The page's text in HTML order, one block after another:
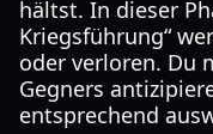
hältst. In dieser
Kriegsführung“
oder verloren. Du
Gegners
entsprechend